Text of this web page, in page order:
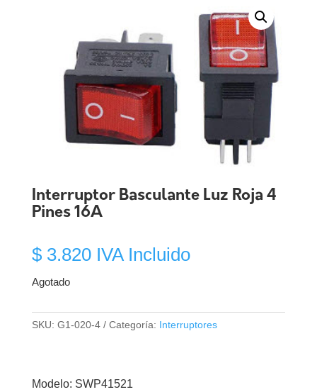
Interruptor Basculante Luz Roja 4
Pines 16A
$3.820 IVA Incluido
Agotado
SKU: G1-020-4 Categoría: Interruptores
Modelo: SWP41521